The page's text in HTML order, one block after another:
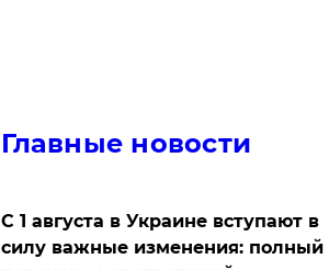
Главные новости
С 1 августа в Украине вступают в
силу важные изменения: полный